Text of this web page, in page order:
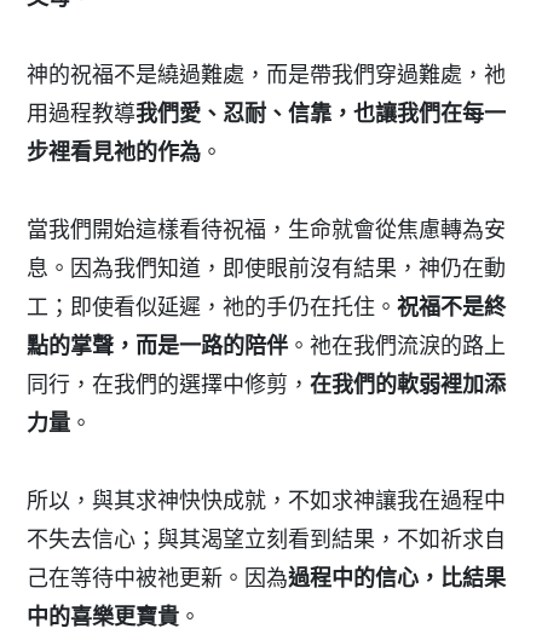
神的祝福不是繞過難處，而是帶我們穿過難處，祂
用過程教導我們愛、忍耐、信靠，也讓我們在每一
步裡看見祂的作為 。
當我們開始這樣看待祝福，生命就會從焦慮轉為安
息。因為我們知道，即使眼前沒有結果，神仍在動
工；即使看似延遲，祂的手仍在托住。祝福不是終
點的掌聲，而是一路的陪伴 。祂在我們流淚的路上
同行，在我們的選擇中修剪，在我們的軟弱裡加添
力量 。
所以，與其求神快快成就，不如求神讓我在過程中
不失去信心；與其渴望立刻看到結果，不如祈求自
己在等待中被祂更新。因為過程中的信心，比結果
中的喜樂更寶貴 。